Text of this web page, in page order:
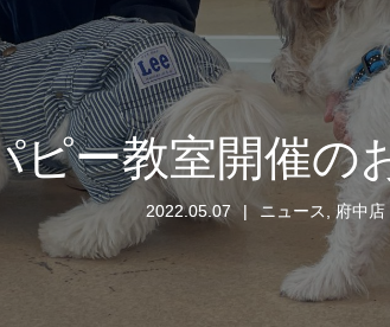
ー教室開催の
2022.05.07 ニュース 府中店